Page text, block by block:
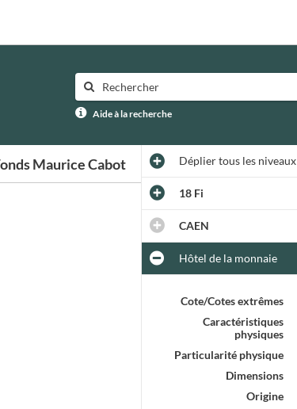
Aide à la recherche
Maurice Cabot Dépliertous les niveaux
18 Fi
CAEN
Hôtel de la monnaie
Cote/Cotes extrêmes
Caractéristiques
physiques
Particularité physique
Dimensions
Origine